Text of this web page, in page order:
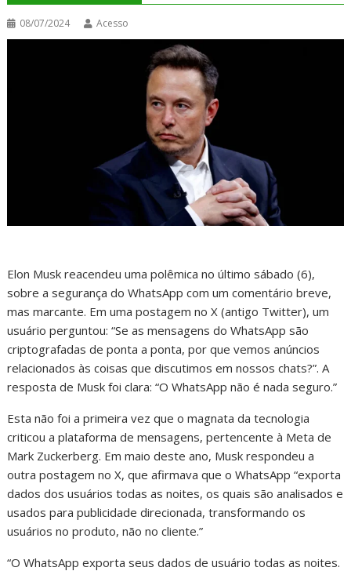
08/07/2024 Acesso
Elon Musk reacendeu uma polêmica no último sábado (6),
sobre a segurança do WhatsApp com um comentário breve,
mas marcante. Em uma postagem no X (antigo Twitter), um
usuário perguntou: “Se as mensagens do WhatsApp são
criptografadas de ponta a ponta, por que vemos anúncios
relacionados às coisas que discutimos em nossos chats?”. A
resposta de Musk foi clara: “O WhatsApp não é nada seguro.”
Esta não foi a primeira vez que o magnata da tecnologia
criticou a plataforma de mensagens, pertencente à Meta de
Mark Zuckerberg. Em maio deste ano, Musk respondeu a
outra postagem no X, que afirmava que o WhatsApp “exporta
dados dos usuários todas as noites, os quais são analisados e
usados para publicidade direcionada, transformando os
usuários no produto, não no cliente.”
“O WhatsApp exporta seus dados de usuário todas as noites.